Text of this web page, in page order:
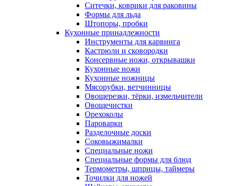
Ситечки, коврики для раковины
Формы для льда
Штопоры, пробки
Кухонные принадлежности
Инструменты для карвинга
Кастрюли и сковородки
Консервные ножи, открывашки
Кухонные ножи
Кухонные ножницы
Мясорубки, ветчинницы
Овощерезки, тёрки, измельчители
Овощечистки
Орехоколы
Пароварки
Разделочные доски
Соковыжималки
Специальные ножи
Специальные формы для блюд
Термометры, шприцы, таймеры
Точилки для ножей